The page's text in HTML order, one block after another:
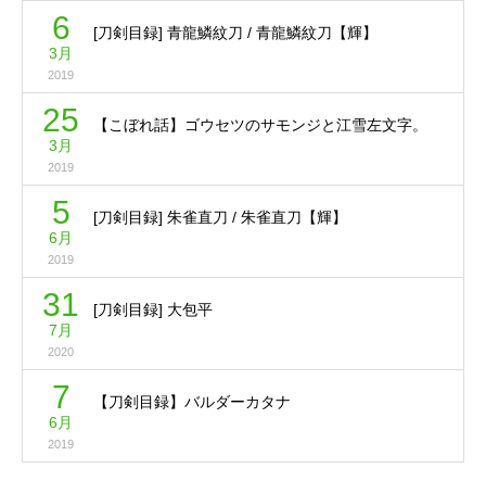
6
3月
2019
[刀剣目録] 青龍鱗紋刀 / 青龍鱗紋刀【輝】
25
3月
2019
【こぼれ話】ゴウセツのサモンジと江雪左文字。
5
6月
2019
[刀剣目録] 朱雀直刀 / 朱雀直刀【輝】
31
7月
2020
[刀剣目録] 大包平
7
6月
2019
【刀剣目録】バルダーカタナ